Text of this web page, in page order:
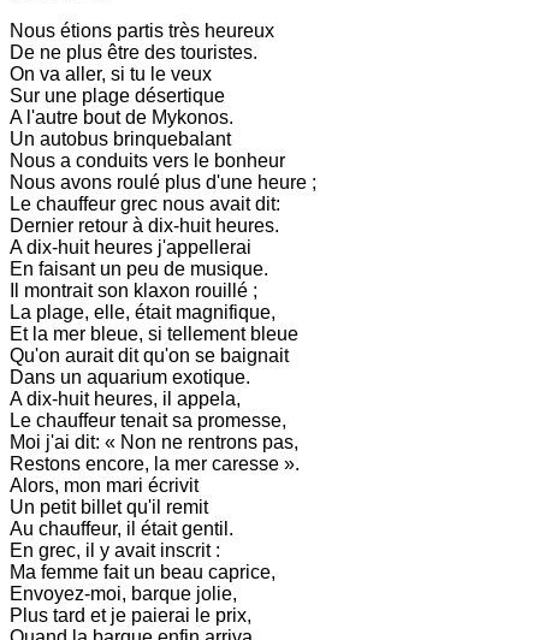
Nous étions partis très heureux
De ne plus être des touristes.
On va aller, si tu le veux
Sur une plage désertique
A l'autre bout de Mykonos.
Un autobus brinquebalant
Nous a conduits vers le bonheur
Nous avons roulé plus d'une heure ;
Le chauffeur grec nous avait dit:
Dernier retour à dix-huit heures.
A dix-huit heures j'appellerai
En faisant un peu de musique.
Il montrait son klaxon rouillé ;
La plage, elle, était magnifique,
Et la mer bleue, si tellement bleue
Qu'on aurait dit qu'on se baignait
Dans un aquarium exotique.
A dix-huit heures, il appela,
Le chauffeur tenait sa promesse,
Moi j'ai dit: « Non ne rentrons pas,
Restons encore, la mer caresse ».
Alors, mon mari écrivit
Un petit billet qu'il remit
Au chauffeur, il était gentil.
En grec, il y avait inscrit :
Ma femme fait un beau caprice,
Envoyez-moi, barque jolie,
Plus tard et je paierai le prix,